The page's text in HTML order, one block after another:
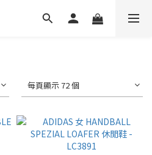
每頁顯示 72 個